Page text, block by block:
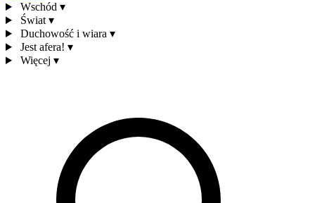
Wschód ▾
Świat ▾
Duchowość i wiara ▾
Jest afera! ▾
Więcej ▾